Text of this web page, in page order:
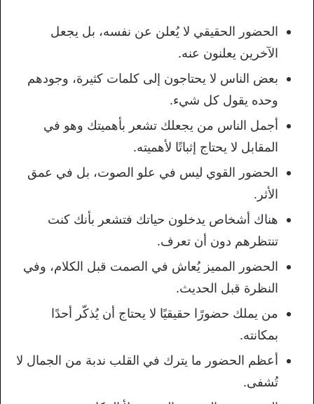
الحضور الحقيقي لا يُعلن عن نفسه، بل يجعل
الآخرين يعلنون عنه.
بعض الناس لا يحتاجون إلى كلمات كثيرة، وجودهم
وحده يقول كل شيء.
أجمل الناس من يجعلك تشعر بأهميتك وهو في
المقابل لا يحتاج إثباتًا لأهميته.
الحضور القوي ليس في علو الصوت، بل في عمق
الأثر.
هناك أشخاص يدخلون حياتك فتشعر بأنك كنت
تنتظرهم دون أن تعرف.
الحضور المميز يُعاش في الصمت قبل الكلام، وفي
النظرة قبل الحديث.
من يملك حضورًا حقيقيًا لا يحتاج أن يُذكّر أحدًا
بمكانته.
أعظم الحضور ما يترك في القلب ندبة من الجمال لا
تُشفى.